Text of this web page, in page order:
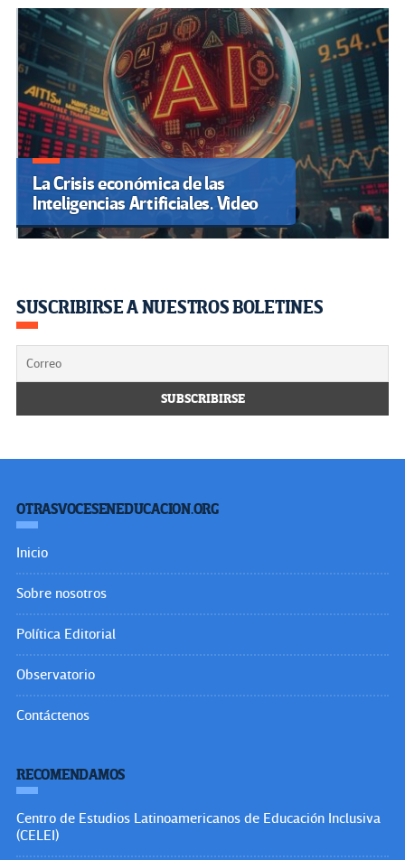
La Crisis económica de las
Inteligencias Artificiales. Video
SUSCRIBIRSE A NUESTROS BOLETINES
OTRASVOCESENEDUCACION.ORG
Inicio
Sobre nosotros
Política Editorial
Observatorio
Contáctenos
RECOMENDAMOS
Centro de Estudios Latinoamericanos de Educación Inclusiva
(CELEI)